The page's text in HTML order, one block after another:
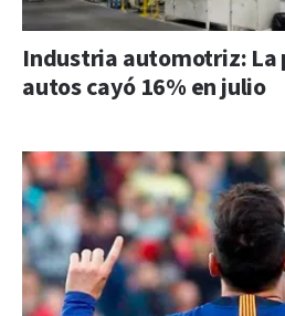
Industria automotriz: La
autos cayó 16% en julio